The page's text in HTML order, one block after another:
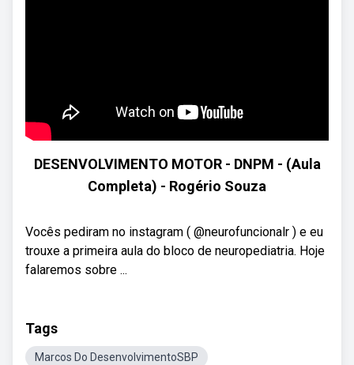
DESENVOLVIMENTO MOTOR - DNPM - (Aula
Completa) - Rogério Souza
Vocês pediram no instagram ( @neurofuncionalr ) e eu
trouxe a primeira aula do bloco de neuropediatria. Hoje
falaremos sobre ...
Tags
Marcos Do DesenvolvimentoSBP